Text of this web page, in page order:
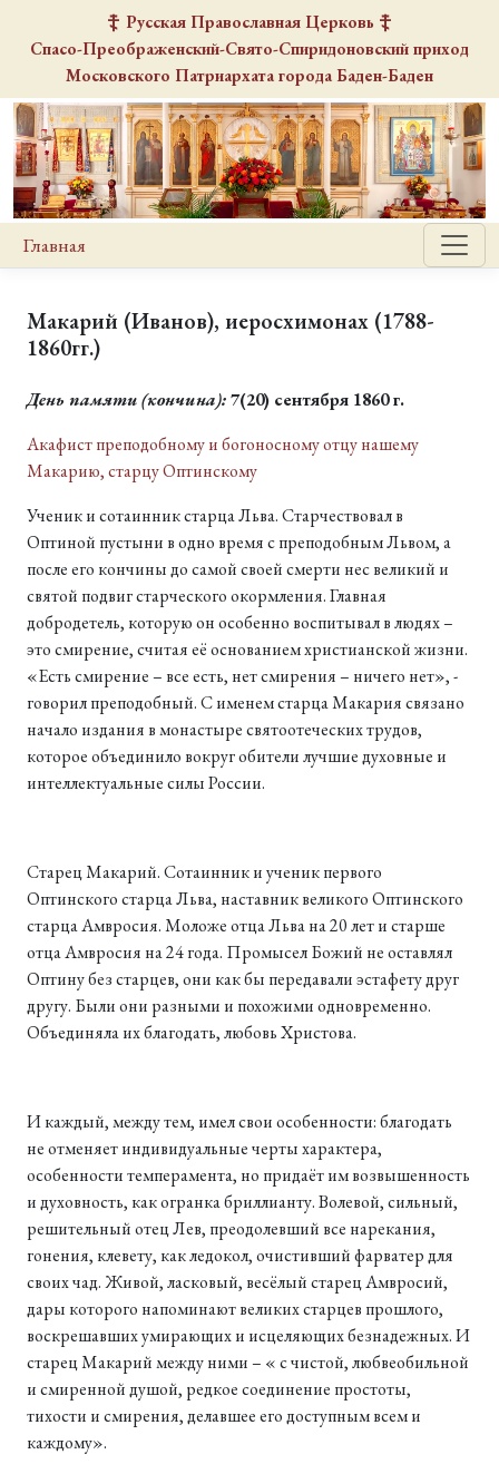
Русская Православная Церковь
Спасо-Преображенский-Свято-Спиридоновский приход
Московского Патриархата города Баден-Баден
Главная
Макарий (Иванов), иеросхимонах (1788-
1860гг.)
День памяти(кончина):7(20) сентября 1860 г.
Акафист преподобному и богоносному отцу нашему
Макарию, старцу Оптинскому
Ученик и сотаинник старца Льва. Старчествовал в
Оптиной пустыни в одно время с преподобным Львом, а
после его кончины до самой своей смерти нес великий и
святой подвиг старческого окормления. Главная
добродетель, которую он особенно воспитывал в людях –
это смирение, считая её основанием христианской жизни.
«Есть смирение – все есть, нет смирения – ничего нет», -
говорил преподобный. С именем старца Макария связано
начало издания в монастыре святоотеческих трудов,
которое объединило вокруг обители лучшие духовные и
интеллектуальные силы России.
Старец Макарий. Сотаинник и ученик первого
Оптинского старца Льва, наставник великого Оптинского
старца Амвросия. Моложе отца Льва на 20 лет и старше
отца Амвросия на 24 года. Промысел Божий не оставлял
Оптину без старцев, они как бы передавали эстафету друг
другу. Были они разными и похожими одновременно.
Объединяла их благодать, любовь Христова.
И каждый, между тем, имел свои особенности: благодать
не отменяет индивидуальные черты характера,
особенности темперамента, но придаёт им возвышенность
и духовность, как огранка бриллианту. Волевой, сильный,
решительный отец Лев, преодолевший все нарекания,
гонения, клевету, как ледокол, очистивший фарватер для
своих чад. Живой, ласковый, весёлый старец Амвросий,
дары которого напоминают великих старцев прошлого,
воскрешавших умирающих и исцеляющих безнадежных. И
старец Макарий между ними – « с чистой, любвеобильной
и смиренной душой, редкое соединение простоты,
тихости и смирения, делавшее его доступным всем и
каждому».